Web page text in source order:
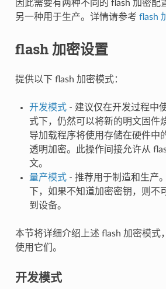
因此需要有两种不同的 flash 加密配
另一种用于生产。详情请参考 flash
flash 加密设置
提供以下 flash 加密模式：
开发模式- 建议仅在开发过程中
式下，仍然可以将新的明文固件
导加载程序将使用存储在硬件中
透明加密。此操作间接允许从
文。
量产模式- 推荐用于制造和生产
下，如果不知道加密密钥，则不
到设备。
本节将详细介绍上述 flash 加密模式
使用它们。
开发模式